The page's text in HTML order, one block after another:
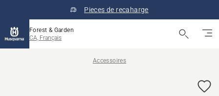
Pieces de recaharge
Forest & Garden
CA, Français
Accessoires